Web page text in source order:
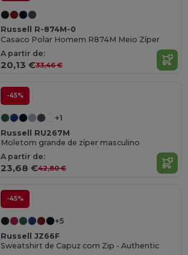
Russell R-874M-0
Casaco Polar Homem R874M Meio Zíper
A partir de:
20,13 €33,46 €
-45%
+1
Russell RU267M
Moletom grande de zíper masculino
A partir de:
23,68 €42,80 €
-45%
+5
Russell JZ66F
Sweatshirt de Capuz com Zip - Authentic